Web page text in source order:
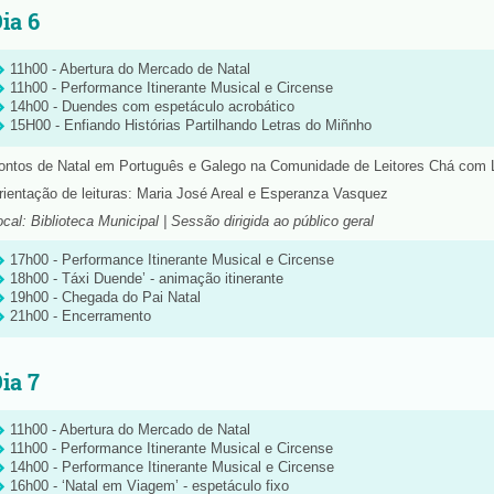
6
11h00 - Abertura do Mercado de Natal
11h00 - Performance Itinerante Musical e Circense
14h00 - Duendes com espetáculo acrobático
15H00 - Enfiando Histórias Partilhando Letras do Miñnho
de Natal em Português e Galego na Comunidade de Leitores Chá com
de leituras: Maria José Areal e Esperanza Vasquez
Biblioteca Municipal | Sessão dirigida ao público geral
17h00 - Performance Itinerante Musical e Circense
18h00 - Táxi Duende’ - animação itinerante
19h00 - Chegada do Pai Natal
21h00 - Encerramento
7
11h00 - Abertura do Mercado de Natal
11h00 - Performance Itinerante Musical e Circense
14h00 - Performance Itinerante Musical e Circense
16h00 - ‘Natal em Viagem’ - espetáculo fixo